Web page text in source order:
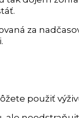
za
použiť